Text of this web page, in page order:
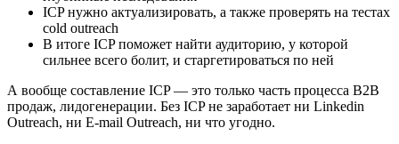
ICP нужно актуализировать, а также проверять на тестах
cold outreach
В итоге ICP поможет найти аудиторию, у которой
сильнее всего болит, и старгетироваться по ней
А вообще составление ICP — это только часть процесса B2B
продаж, лидогенерации. Без ICP не заработает ни Linkedin
Outreach, ни E-mail Outreach, ни что угодно.